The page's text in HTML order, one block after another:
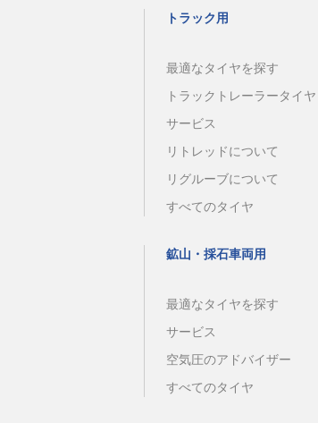
トラック用
最適なタイヤを探す
トラックトレーラータイヤ
サービス
リトレッドについて
リグルーブについて
すべてのタイヤ
鉱山・採石車両用
最適なタイヤを探す
サービス
空気圧のアドバイザー
すべてのタイヤ